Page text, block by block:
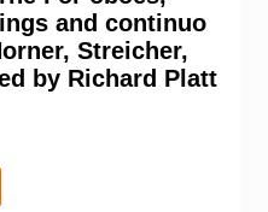
and continuo
Streicher,
by Richard Platt